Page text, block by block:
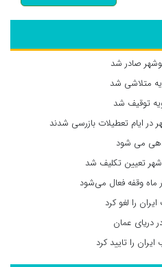
صادر شد
توقیف شد
در ایام تعطیلات بازرسی شدند
می‌ شود
تعیین تکلیف شد
ماه وقفه فعال می‌شود
را لغو کرد
دریای عمان
را تایید کرد